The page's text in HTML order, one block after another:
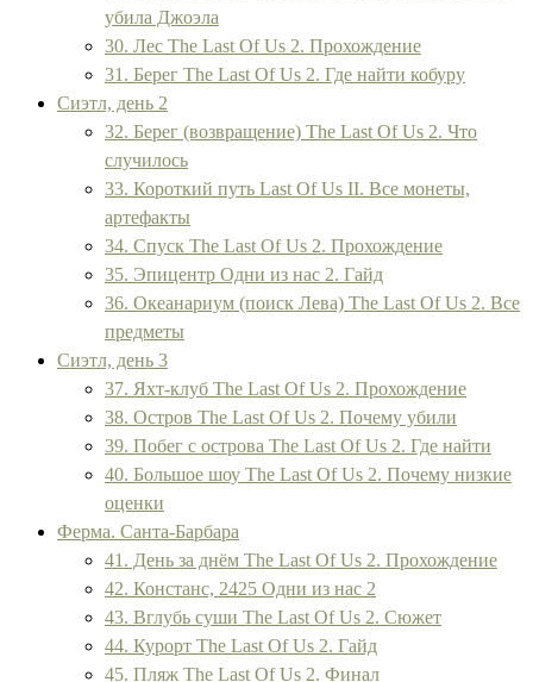
убила Джоэла
30. Лес The Last Of Us 2. Прохождение
31. Берег The Last Of Us 2. Где найти кобуру
Сиэтл, день 2
32. Берег (возвращение) The Last Of Us 2. Что
случилось
33. Короткий путь Last Of Us II. Все монеты,
артефакты
34. Спуск The Last Of Us 2. Прохождение
35. Эпицентр Одни из нас 2. Гайд
36. Океанариум (поиск Лева) The Last Of Us 2. Все
предметы
Сиэтл, день 3
37. Яхт-клуб The Last Of Us 2. Прохождение
38. Остров The Last Of Us 2. Почему убили
39. Побег с острова The Last Of Us 2. Где найти
40. Большое шоу The Last Of Us 2. Почему низкие
оценки
Ферма. Санта-Барбара
41. День за днём The Last Of Us 2. Прохождение
42. Констанс, 2425 Одни из нас 2
43. Вглубь суши The Last Of Us 2. Сюжет
44. Курорт The Last Of Us 2. Гайд
45. Пляж The Last Of Us 2. Финал